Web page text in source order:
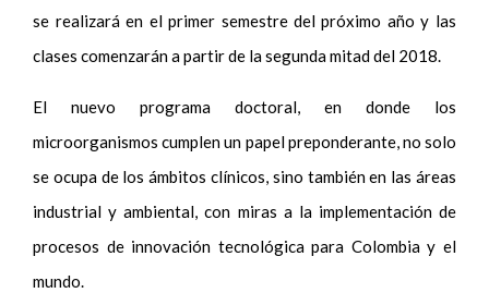
se realizará en el primer semestre del próximo año y las
clases comenzarán a partir de la segunda mitad del 2018.
El nuevo programa doctoral, en donde los
microorganismos cumplen un papel preponderante, no solo
se ocupa de los ámbitos clínicos, sino también en las áreas
industrial y ambiental, con miras a la implementación de
procesos de innovación tecnológica para Colombia y el
mundo.